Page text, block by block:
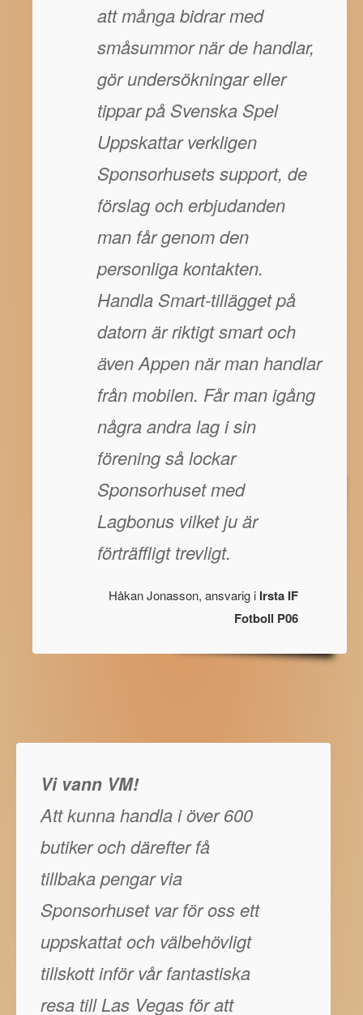
att många bidrar med
småsummor när de handlar,
gör undersökningar eller
tippar på Svenska Spel
Uppskattar verkligen
Sponsorhusets support, de
förslag och erbjudanden
man får genom den
personliga kontakten.
Handla Smart-tillägget på
datorn är riktigt smart och
även Appen när man handlar
från mobilen. Får man igång
några andra lag i sin
förening så lockar
Sponsorhuset med
Lagbonus vilket ju är
förträffligt trevligt.
Håkan Jonasson, ansvarig i Irsta IF
Fotboll P06
Vi vann VM!
Att kunna handla i över 600
butiker och därefter få
tillbaka pengar via
Sponsorhuset var för oss ett
uppskattat och välbehövligt
tillskott inför vår fantastiska
resa till Las Vegas för att